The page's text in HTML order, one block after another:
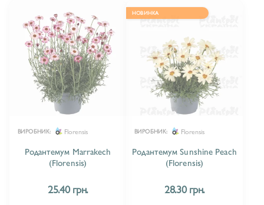
ВИРОБНИК: Florensis
Родантемум Marrakech
(Florensis)
25.40 грн.
НОВИНКА
ВИРОБНИК: Florensis
Родантемум Sunshine Peach
(Florensis)
28.30 грн.